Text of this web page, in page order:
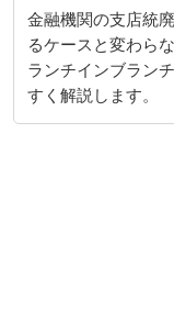
金融機関の支店統
るケースと変わら
ランチインブラン
すく解説します。